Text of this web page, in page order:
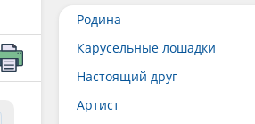
Родина
Карусельные лошадки
Настоящий друг
Артист